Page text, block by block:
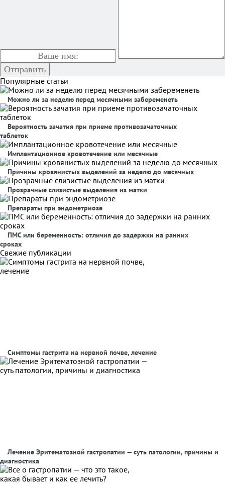
Популярные статьи
Можно ли за неделю перед месячными забеременеть
Вероятность зачатия при приеме противозачаточных
таблеток
Имплантационное кровотечение или месячные
Причины кровянистых выделений за неделю до месячных
Прозрачные слизистые выделения из матки
Препараты при эндометриозе
ПМС или беременность: отличия до задержки на ранних
сроках
Свежие публикации
Симптомы гастрита на нервной почве, лечение
Лечение Эритематозной гастропатии — суть патологии, причины и
диагностика